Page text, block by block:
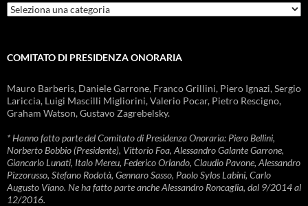
Rubriche
COMITATO DI PRESIDENZA ONORARIA
Mauro Barberis, Daniele Garrone, Franco Grillini, Piero Ignazi, Sergio
Lariccia, Luigi Mascilli Migliorini, Valerio Pocar, Pietro Rescigno,
Graham Watson, Gustavo Zagrebelsky.
* Hanno fatto parte del Comitato di Presidenza Onoraria: Piero Bellini,
Norberto Bobbio (Presidente), Vittorio Foa, Alessandro Galante Garrone,
Giancarlo Lunati, Italo Mereu, Federico Orlando, Claudio Pavone, Alessandro
Pizzorusso, Stefano Rodotà, Gennaro Sasso, Paolo Sylos Labini, Carlo
Augusto Viano. Ne ha fatto parte anche Alessandro Roncaglia, dal 9/2014 al
12/2016.